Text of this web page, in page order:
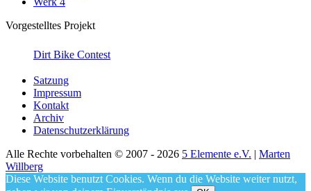
Vorgestelltes Projekt
Dirt Bike Contest
Satzung
Impressum
Kontakt
Archiv
Datenschutzerklärung
Alle Rechte vorbehalten © 2007 - 2026 5 Elemente e.V. | Marten
Willberg
Diese Website benutzt Cookies. Wenn du die Website weiter nutzt,